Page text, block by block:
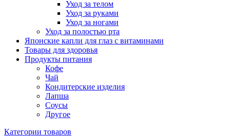
Уход за телом
Уход за руками
Уход за ногами
Уход за полостью рта
Японские капли для глаз с витаминами
Товары для здоровья
Продукты питания
Кофе
Чай
Кондитерские изделия
Лапша
Соусы
Другое
Категории товаров